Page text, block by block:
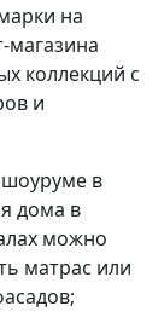
на
магазина
коллекций с
и
в
дома в
можно
матрас или